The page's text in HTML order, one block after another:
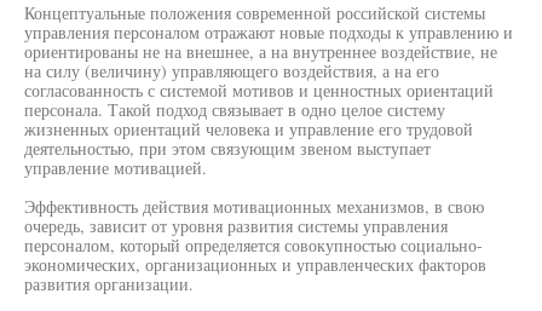
Концептуальные положения современной российской системы
управления персоналом отражают новые подходы к управлению и
ориентированы не на внешнее, а на внутреннее воздействие, не
на силу (величину) управляющего воздействия, а на его
согласованность с системой мотивов и ценностных ориентаций
персонала. Такой подход связывает в одно целое систему
жизненных ориентаций человека и управление его трудовой
деятельностью, при этом связующим звеном выступает
управление мотивацией.
Эффективность действия мотивационных механизмов, в свою
очередь, зависит от уровня развития системы управления
персоналом, который определяется совокупностью социально-
экономических, организационных и управленческих факторов
развития организации.